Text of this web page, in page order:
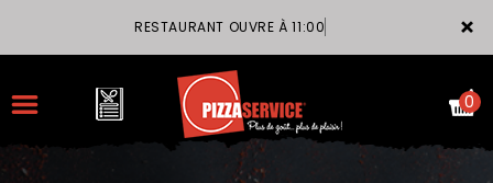
×
RESTAURANT OUVRE À 11:00
0